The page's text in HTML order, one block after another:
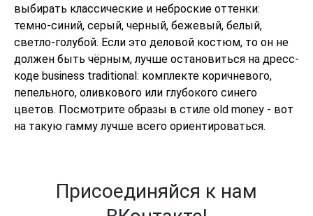
выбирать классические и неброские оттенки:
темно-синий, серый, черный, бежевый, белый,
светло-голубой. Если это деловой костюм, то он не
должен быть чёрным, лучше остановиться на дресс-
коде business traditional: комплекте коричневого,
пепельного, оливкового или глубокого синего
цветов. Посмотрите образы в стиле old money - вот
на такую гамму лучше всего ориентироваться.
Присоединяйся к нам